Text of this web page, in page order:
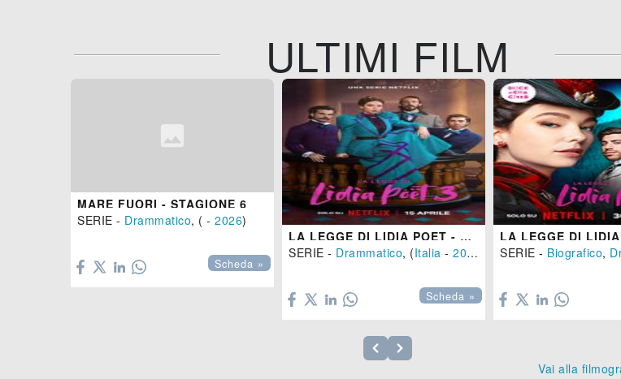
ULTIMI FILM
MARE FUORI - STAGIONE 6
SERIE - Drammatico, ( - 2026)
Scheda »
LA LEGGE DI LIDIA POET - STAGIONE 3
SERIE - Drammatico, (Italia - 2025
Scheda »
SERIE - Biografico,
Vai alla